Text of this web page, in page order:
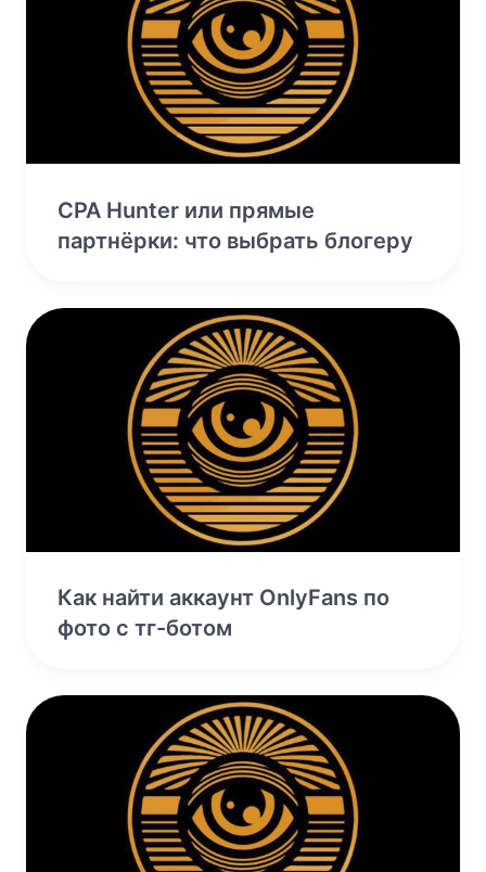
CPA Hunter или прямые
партнёрки: что выбрать блогеру
Как найти аккаунт OnlyFans по
фото с тг-ботом